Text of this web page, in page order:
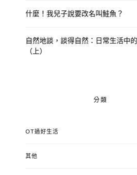
什麼！我兒子說要改名叫鮭魚？
自然地談，談得自然：日常生活中
（上）
分類
OT過好生活
其他